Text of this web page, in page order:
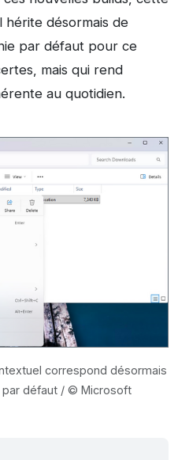
désormais de
par défaut pour ce
mais qui rend
au quotidien.
correspond désormais
par défaut / © Microsoft